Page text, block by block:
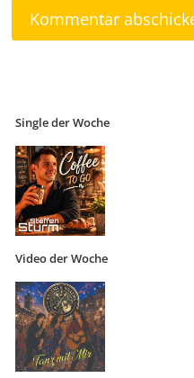
Single der Woche
Video der Woche